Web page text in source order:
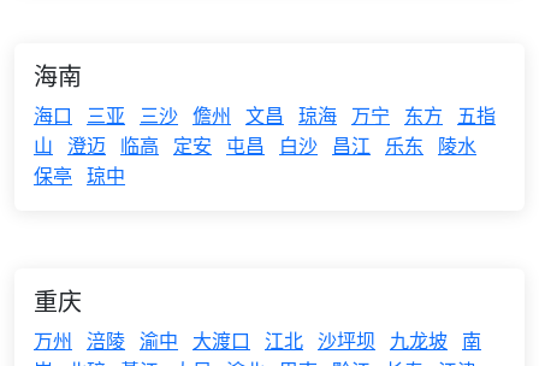
海南
海口 三亚 三沙 儋州 文昌 琼海 万宁 东方
五指
山
澄迈 临高 定安 屯昌 白沙 昌江 乐东
陵水
保亭 琼中
重庆
万州 涪陵 渝中 大渡口 江北 沙坪坝 九龙坡 南